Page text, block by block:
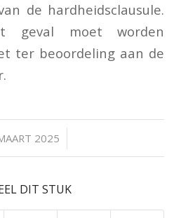
de hardheidsclausule.
moet worden
ter beoordeling aan de
2025
/
DIT STUK